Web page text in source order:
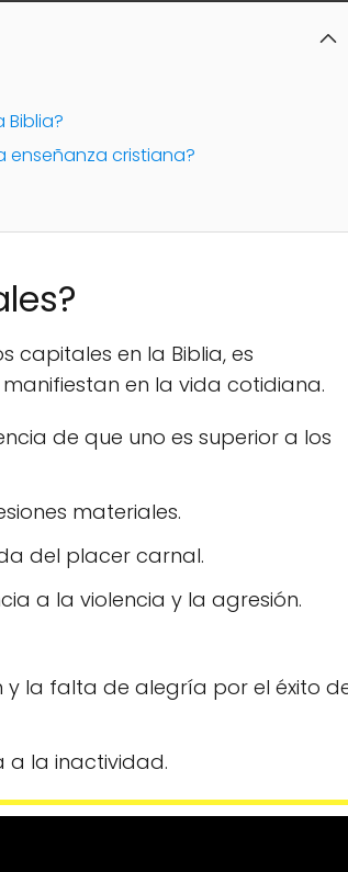
enseñanza cristiana?
capitales en la Biblia, es
en la vida cotidiana.
de que uno es superior a los
materiales.
del placer carnal.
a la violencia y la agresión.
y la falta de alegría por el éxito
a la inactividad.